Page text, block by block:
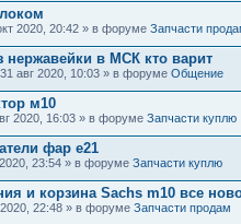
2020, 20:42 » в форуме Запчасти
нержавейки в МСК кто варит
авг 2020, 10:03 » в форуме Общение
м10
2020, 16:03 » в форуме Запчасти куплю
фар е21
23:54 » в форуме Запчасти куплю
и корзина Sachs m10 все
22:48 » в форуме Запчасти продам